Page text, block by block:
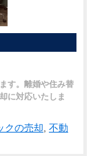
す。離婚や住み替
に対応いたしま
クの売却 不動